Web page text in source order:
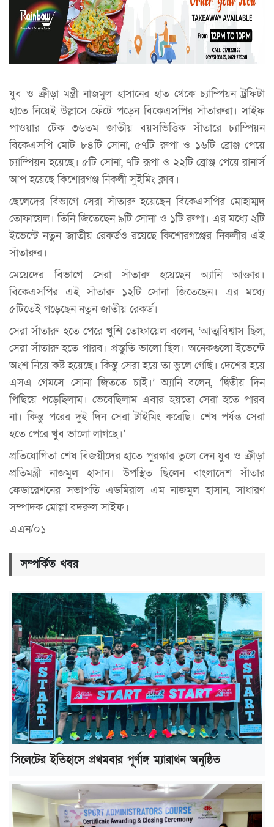
যুব ও ক্রীড়া মন্ত্রী নাজমুল হাসানের হাত থেকে চ্যাম্পিয়ন ট্রফিটা
হাতে নিয়েই উল্লাসে ফেঁটে পড়েন বিকেএসপির সাঁতারুরা। সাইফ
পাওয়ার টেক ৩৬তম জাতীয় বয়সভিত্তিক সাঁতারে চ্যাম্পিয়ন
বিকেএসপি মোট ৮৪টি সোনা, ৫৭টি রুপা ও ১৬টি ব্রোঞ্জ পেয়ে
চ্যাম্পিয়ন হয়েছে। ৫টি সোনা, ৭টি রূপা ও ২২টি ব্রোঞ্জ পেয়ে রানার্স
আপ হয়েছে কিশোরগঞ্জ নিকলী সুইমিং ক্লাব।
ছেলেদের বিভাগে সেরা সাঁতারু হয়েছেন বিকেএসপির মোহাম্মদ
তোফায়েল। তিনি জিতেছেন ৯টি সোনা ও ১টি রুপা। এর মধ্যে ২টি
ইভেন্টে নতুন জাতীয় রেকর্ডও রয়েছে কিশোরগঞ্জের নিকলীর এই
সাঁতারুর।
মেয়েদের বিভাগে সেরা সাঁতারু হয়েছেন অ্যানি আক্তার।
বিকেএসপির এই সাঁতারু ১২টি সোনা জিতেছেন। এর মধ্যে
৫টিতেই গড়েছেন নতুন জাতীয় রেকর্ড।
সেরা সাঁতারু হতে পেরে খুশি তোফায়েল বলেন, ‘আত্মবিশ্বাস ছিল,
সেরা সাঁতারু হতে পারব। প্রস্তুতি ভালো ছিল। অনেকগুলো ইভেন্টে
অংশ নিয়ে কষ্ট হয়েছে। কিন্তু সেরা হয়ে তা ভুলে গেছি। দেশের হয়ে
এসএ গেমসে সোনা জিততে চাই।’ অ্যানি বলেন, ‘দ্বিতীয় দিন
পিছিয়ে পড়েছিলাম। ভেবেছিলাম এবার হয়তো সেরা হতে পারব
না। কিন্তু পরের দুই দিন সেরা টাইমিং করেছি। শেষ পর্যন্ত সেরা
হতে পেরে খুব ভালো লাগছে।’
প্রতিযোগিতা শেষ বিজয়ীদের হাতে পুরস্কার তুলে দেন যুব ও ক্রীড়া
প্রতিমন্ত্রী নাজমুল হাসান। উপস্থিত ছিলেন বাংলাদেশ সাঁতার
ফেডারেশনের সভাপতি এডমিরাল এম নাজমুল হাসান, সাধারণ
সম্পাদক মোল্লা বদরুল সাইফ।
এএন/০১
সম্পর্কিত খবর
সিলেটের ইতিহাসে প্রথমবার পূর্ণাঙ্গ ম্যারাথন অনুষ্ঠিত